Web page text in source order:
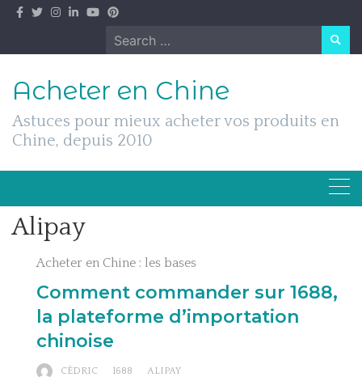
Skip
Search
for:
Acheter en Chine
Astuces pour mieux acheter vos produits en
Chine, depuis 2010
Alipay
Acheter en Chine : les bases
Comment commander sur 1688,
la plateforme d’importation
chinoise
CÉDRIC 1688
ALIPAY